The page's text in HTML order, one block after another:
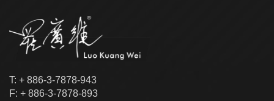
T: + 886-3-7878-943
F: + 886-3-7878-893